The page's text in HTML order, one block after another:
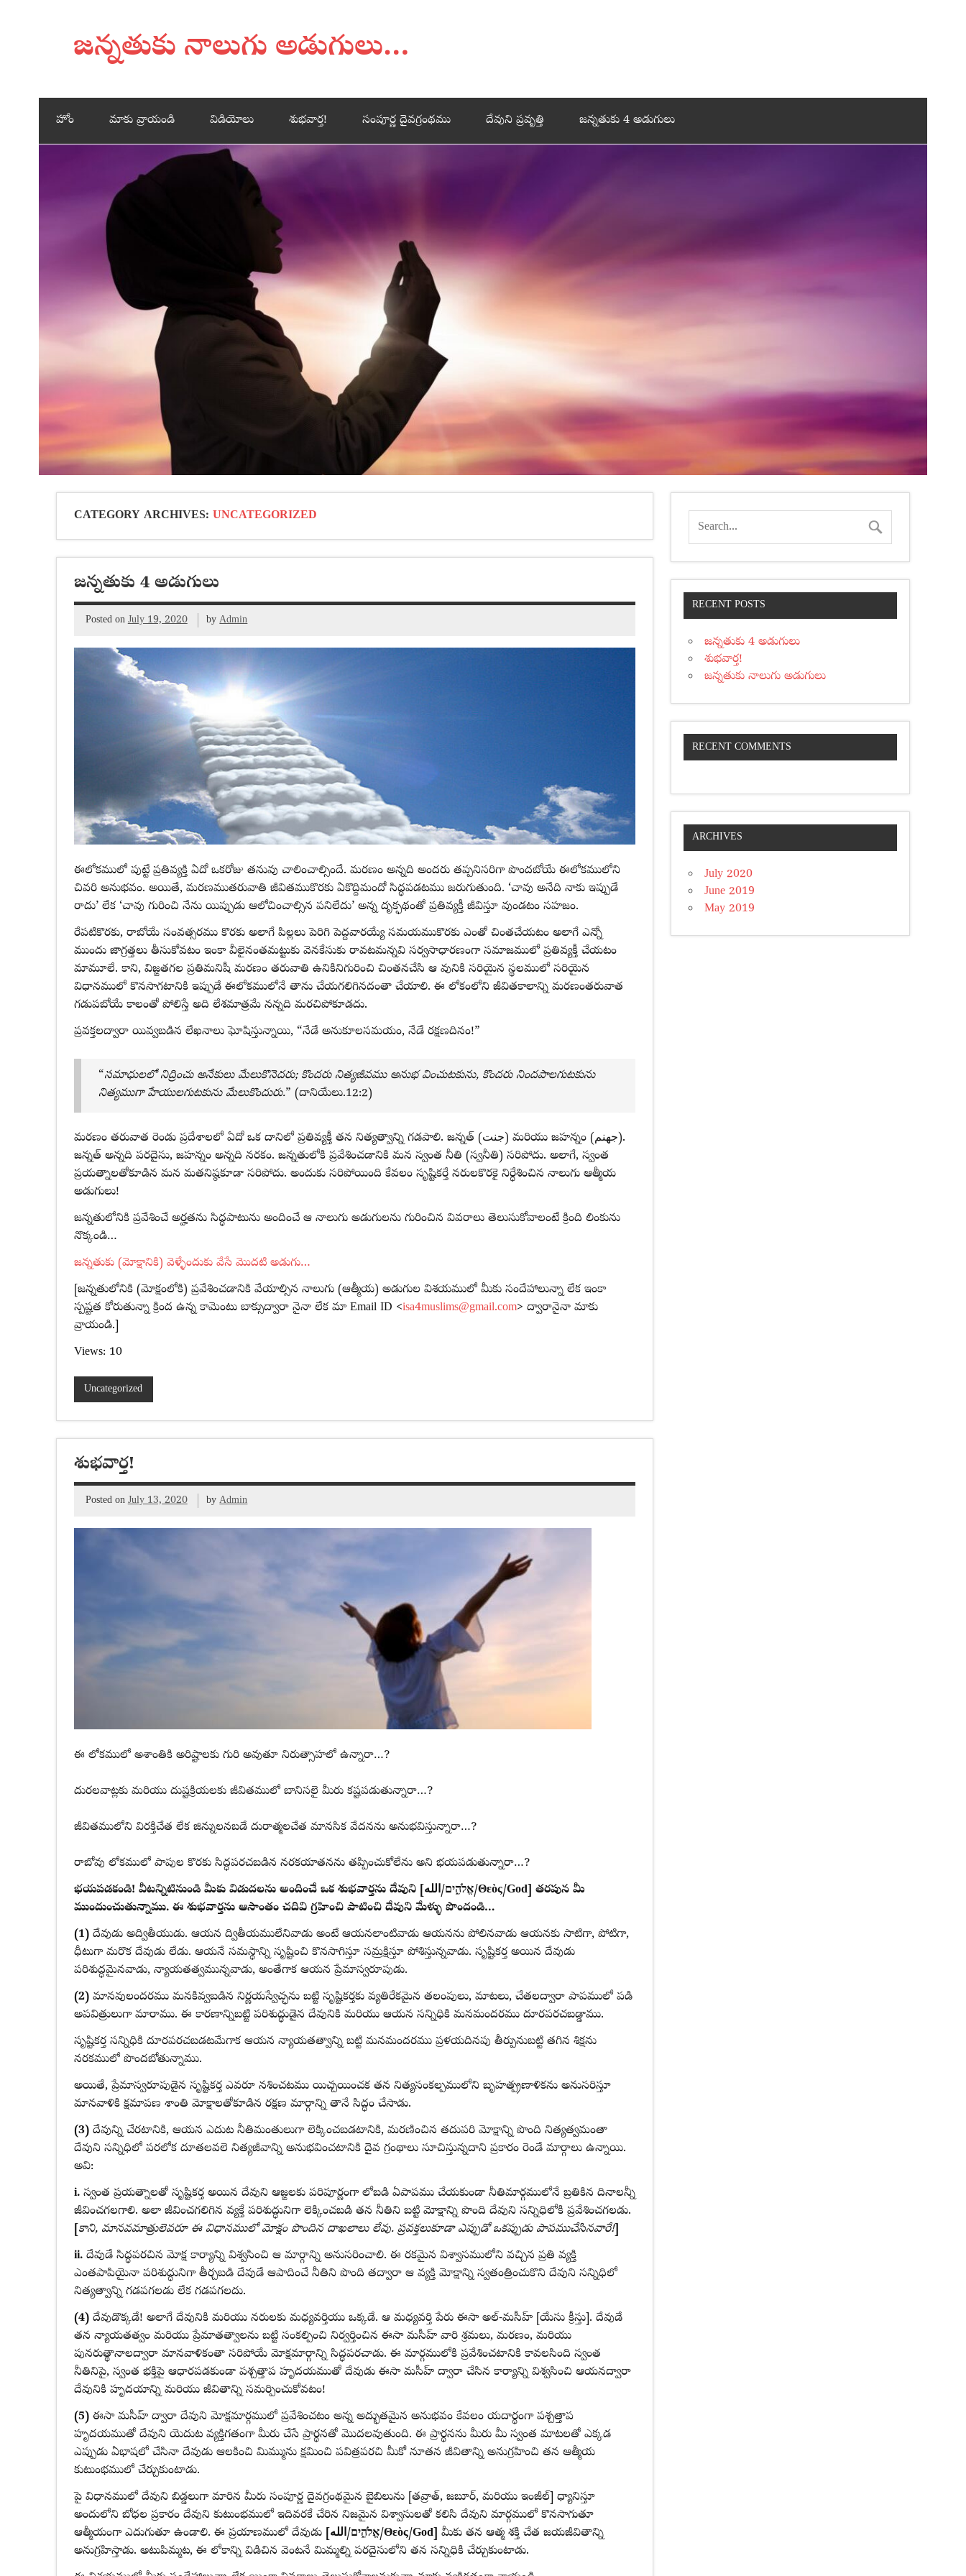
జన్నతుకు నాలుగు అడుగులు…
హోం మాకు వ్రాయండి విడియోలు శుభవార్త! సంపూర్ణ దైవగ్రంథము దేవుని ప్రవృత్తి జన్నతుకు 4 అడుగులు
CATEGORY ARCHIVES: UNCATEGORIZED
జన్నతుకు 4 అడుగులు
Posted onJuly 19, 2020 byAdmin
ఈలోకములో పుట్టే ప్రతివ్యక్తి ఏదో ఒకరోజు తనువు చాలించాల్సిందే. మరణం అన్నది అందరు తప్పనిసరిగా పొందబోయే ఈలోకములోని
చివరి అనుభవం. అయితే, మరణముతరువాతి జీవితముకొరకు ఏకొద్దిమందో సిద్ధపడటము జరుగుతుంది. ‘చావు అనేది నాకు ఇప్పుడే
రాదు’ లేక ‘చావు గురించి నేను యిప్పుడు ఆలోచించాల్సిన పనిలేదు’ అన్న దృక్ఫథంతో ప్రతివ్యక్తీ జీవిస్తూ వుండటం సహజం.
రేపటికొరకు, రాబోయే సంవత్సరము కొరకు అలాగే పిల్లలు పెరిగి పెద్దవారయ్యే సమయముకొరకు ఎంతో చింతచేయటం అలాగే ఎన్నో
ముందు జాగ్రత్తలు తీసుకోవటం ఇంకా వీలైనంతమట్టుకు వెనకేసుకు రావటమన్నవి సర్వసాధారణంగా సమాజములో ప్రతివ్యక్తీ చేయటం
మామూలే. కాని, విజ్ఙతగల ప్రతిమనిషీ మరణం తరువాతి ఉనికినిగురించి చింతనచేసి ఆ వునికి సరియైన స్థలములో సరియైన
విధానములో కొనసాగటానికి ఇప్పుడే ఈలోకములోనే తాను చేయగలిగినదంతా చేయాలి. ఈ లోకంలోని జీవితకాలాన్ని మరణంతరువాత
గడుపబోయే కాలంతో పోలిస్తే అది లేశమాత్రమే నన్నది మరచిపోకూడదు.
ప్రవక్తలద్వారా యివ్వబడిన లేఖనాలు ఘోషిస్తున్నాయి, “నేడే అనుకూలసమయం, నేడే రక్షణదినం!”
“సమాధులలో నిద్రించు అనేకులు మేలుకొనెదరు; కొందరు నిత్యజీవము అనుభ వించుటకును, కొందరు నిందపాలగుటకును
నిత్యముగా హేయులగుటకును మేలుకొందురు.” (దానియేలు.12:2)
మరణం తరువాత రెండు ప్రదేశాలలో ఏదో ఒక దానిలో ప్రతివ్యక్తీ తన నిత్యత్వాన్ని గడపాలి. జన్నత్ (جنت) మరియు జహన్నం (جهنم).
జన్నత్ అన్నది పరదైసు, జహన్నం అన్నది నరకం. జన్నతులోకి ప్రవేశించడానికి మన స్వంత నీతి (స్వనీతి) సరిపోదు. అలాగే, స్వంత
ప్రయత్నాలతోకూడిన మన మతనిష్ఠకూడా సరిపోదు. అందుకు సరిపోయింది కేవలం సృష్టికర్తే నరులకొరకై నిర్ధేశించిన నాలుగు ఆత్మీయ
అడుగులు!
జన్నతులోనికి ప్రవేశించే అర్హతను సిద్ధపాటును అందించే ఆ నాలుగు అడుగులను గురించిన వివరాలు తెలుసుకోవాలంటే క్రింది లింకును
నొక్కండి…
జన్నతుకు (మోక్షానికి) వెళ్ళేందుకు వేసే మొదటి అడుగు…
[జన్నతులోనికి (మోక్షంలోకి) ప్రవేశించడానికి వేయాల్సిన నాలుగు (ఆత్మీయ) అడుగుల విశయములో మీకు సందేహాలున్నా లేక ఇంకా
స్పష్టత కోరుతున్నా క్రింద ఉన్న కామెంటు బాక్సుద్వారా నైనా లేక మా Email ID <isa4muslims@gmail.com> ద్వారానైనా మాకు
వ్రాయండి.]
Views: 10
Uncategorized
శుభవార్త!
Posted onJuly 13, 2020 byAdmin
ఈ లోకములో అశాంతికి అరిష్టాలకు గురి అవుతూ నిరుత్సాహలో ఉన్నారా…?
దురలవాట్లకు మరియు దుష్టక్రియలకు జీవితములో బానిసలై మీరు కష్టపడుతున్నారా…?
జీవితములోని విరక్తిచేత లేక జిన్నులనబడే దురాత్మలచేత మానసిక వేదనను అనుభవిస్తున్నారా…?
రాబోవు లోకములో పాపుల కొరకు సిద్ధపరచబడిన నరకయాతనను తప్పించుకోలేను అని భయపడుతున్నారా…?
భయపడకండి! వీటన్నిటినుండి మీకు విడుదలను అందించే ఒక శుభవార్తను దేవుని [الله‎/אֱלֹהִ֑ים/Θεὸς/God] తరపున మీ
ముందుంచుతున్నాము. ఈ శుభవార్తను ఆసాంతం చదివి గ్రహించి పాటించి దేవుని మేళ్ళు పొందండి…
(1) దేవుడు అద్వితీయుడు. ఆయన ద్వితీయములేనివాడు అంటే ఆయనలాంటివాడు ఆయనను పోలినవాడు ఆయనకు సాటిగా, పోటిగా,
ధీటుగా మరొక దేవుడు లేడు. ఆయనే సమస్థాన్ని సృష్టించి కొనసాగిస్తూ సమ్రక్షిస్తూ పోశిస్తున్నవాడు. సృష్టికర్త అయిన దేవుడు
పరిశుద్ధమైనవాడు, న్యాయతత్వమున్నవాడు, అంతేగాక ఆయన ప్రేమాస్వరూపుడు.
(2)మానవులందరము మనకివ్వబడిన నిర్ణయస్వేచ్ఛను బట్టి సృష్టికర్తకు వ్యతిరేకమైన తలంపులు, మాటలు, చేతలద్వారా పాపములో పడి
అపవిత్రులుగా మారాము. ఈ కారణాన్నిబట్టి పరిశుద్ధుడైన దేవునికి మరియు ఆయన సన్నిధికి మనమందరము దూరపరచబడ్డాము.
సృష్టికర్త సన్నిధికి దూరపరచబడటమేగాక ఆయన న్యాయతత్వాన్ని బట్టి మనమందరము ప్రళయదినపు తీర్పునుబట్టి తగిన శిక్షను
నరకములో పొందబోతున్నాము.
అయితే, ప్రేమాస్వరూపుడైన సృష్టికర్త ఎవరూ నశించటము యిచ్చయించక తన నిత్యసంకల్పములోని బృహత్ప్రణాళికను అనుసరిస్తూ
మానవాళికి క్షమాపణ శాంతి మోక్షాలతోకూడిన రక్షణ మార్గాన్ని తానే సిద్ధం చేసాడు.
(3) దేవున్ని చేరటానికి, ఆయన ఎదుట నీతిమంతులుగా లెక్కించబడటానికి, మరణించిన తదుపరి మోక్షాన్ని పొంది నిత్యత్వమంతా
దేవుని సన్నిధిలో పరలోక దూతలవలె నిత్యజీవాన్ని అనుభవించటానికి దైవ గ్రంథాలు సూచిస్తున్నదాని ప్రకారం రెండే మార్గాలు ఉన్నాయి.
అవి:
i.స్వంత ప్రయత్నాలతో సృష్టికర్త అయిన దేవుని ఆజ్ఙలకు పరిపూర్ణంగా లోబడి ఏపాపము చేయకుండా నీతిమార్గములోనే బ్రతికిన దినాలన్నీ
జీవించగలగాలి. అలా జీవించగలిగిన వ్యక్తే పరిశుద్ధునిగా లెక్కించబడి తన నీతిని బట్టి మోక్షాన్ని పొంది దేవుని సన్నిధిలోకి ప్రవేశించగలడు.
[కాని, మానవమాత్రులెవరూ ఈ విధానములో మోక్షం పొందిన దాఖలాలు లేవు. ప్రవక్తలుకూడా ఎప్పుడో ఒకప్పుడు పాపముచేసినవారే!]
ii.దేవుడే సిద్ధపరచిన మోక్ష కార్యాన్ని విశ్వసించి ఆ మార్గాన్ని అనుసరించాలి. ఈ రకమైన విశ్వాసములోని వచ్చిన ప్రతి వ్యక్తి
ఎంతపాపియైనా పరిశుద్ధునిగా తీర్చబడి దేవుడే ఆపాదించే నీతిని పొంది తద్వారా ఆ వ్యక్తి మోక్షాన్ని స్వతంత్రించుకొని దేవుని సన్నిధిలో
నిత్యత్వాన్ని గడపగలడు లేక గడపగలదు.
(4)దేవుడొక్కడే! అలాగే దేవునికి మరియు నరులకు మధ్యవర్తియు ఒక్కడే. ఆ మధ్యవర్తి పేరు ఈసా అల్-మసీహ్ [యేసు క్రీస్తు]. దేవుడే
తన న్యాయతత్వం మరియు ప్రేమాతత్వాలను బట్టి సంకల్పించి నిర్వర్తించిన ఈసా మసీహ్ వారి శ్రమలు, మరణం, మరియు
పునరుత్థానాలద్వారా మానవాళికంతా సరిపోయే మోక్షమార్గాన్ని సిద్ధపరచాడు. ఈ మార్గములోకి ప్రవేశించటానికి కావలసింది స్వంత
నీతినిపై, స్వంత భక్తిపై ఆధారపడకుండా పశ్చత్తాప హృదయముతో దేవుడు ఈసా మసీహ్ ద్వారా చేసిన కార్యాన్ని విశ్వసించి ఆయనద్వారా
దేవునికి హృదయాన్ని మరియు జీవితాన్ని సమర్పించుకోవటం!
(5)ఈసా మసీహ్ ద్వారా దేవుని మోక్షమార్గములో ప్రవేశించటం అన్న అద్భుతమైన అనుభవం కేవలం యదార్థంగా పశ్చత్తాప
హృదయముతో దేవుని యెదుట వ్యక్తిగతంగా మీరు చేసే ప్రార్థనతో మొదలవుతుంది. ఈ ప్రార్థనను మీరు మీ స్వంత మాటలతో ఎక్కడ
ఎప్పుడు ఏభాషలో చేసినా దేవుడు ఆలకించి మిమ్మును క్షమించి పవిత్రపరచి మీకో నూతన జీవితాన్ని అనుగ్రహించి తన ఆత్మీయ
కుటుంభములో చేర్చుకుంటాడు.
పై విధానములో దేవుని బిడ్డలుగా మారిన మీరు సంపూర్ణ దైవగ్రంథమైన బైబిలును [తవ్రాత్, జబూర్, మరియు ఇంజీల్] ధ్యానిస్తూ
అందులోని బోధల ప్రకారం దేవుని కుటుంభములో ఇదివరకే చేరిన నిజమైన విశ్వాసులతో కలిసి దేవుని మార్గములో కొనసాగుతూ
ఆత్మీయంగా ఎదుగుతూ ఉండాలి. ఈ ప్రయాణములో దేవుడు
[الله‎/אֱלֹהִ֑ים/Θεὸς/God] మీకు తన ఆత్మ శక్తి చేత జయజీవితాన్ని
అనుగ్రహిస్తాడు. అటుపిమ్మట, ఈ లోకాన్ని విడిచిన వెంటనే మిమ్మల్ని పరదైసులోని తన సన్నిధికి చేర్చుకుంటాడు.
RECENT POSTS
జన్నతుకు 4 అడుగులు
శుభవార్త!
జన్నతుకు నాలుగు అడుగులు
RECENT COMMENTS
ARCHIVES
July 2020
June 2019
May 2019